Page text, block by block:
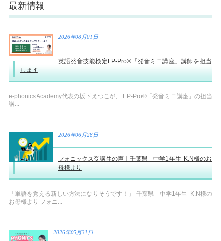
講師プロフィール
「音」を可視化！ トライアルレッスン
最新情報
2026年08月01日
英語発音技能検定EP-Pro®「発音ミニ講座」講師を担当
します
e-phonics Academy代表の坂下えつこが、 EP-Pro®「発音ミニ講座」の担当
講...
2026年06月28日
フォニックス受講生の声｜千葉県 中学1年生 K.N様のお
母様より
「単語を覚える新しい方法になりそうです！」 千葉県 中学1年生 K.N様の
お母様より フォニ...
2026年05月31日